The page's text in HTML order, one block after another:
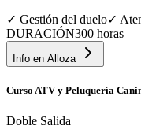
✓ Gestión del duelo✓
DURACIÓN300 horas
Info en Alloza
Curso ATV y Peluquería
Doble Salida